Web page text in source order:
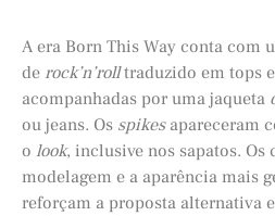
A era Born This Way conta com
de rock’n’rolltraduzido em tops
acompanhadas por uma jaqueta
ou jeans. Os spikes apareceram
o look, inclusive nos sapatos. Os
modelagem e a aparência mais
reforçam a proposta alternativa